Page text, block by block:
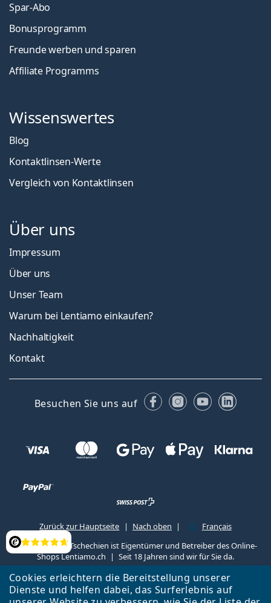
Cookies erleichtern die Bereitstellung unserer
Dienste und helfen dabei, das Surferlebnis auf
Bewertung
Spar-Abo
Bonusprogramm
Freunde werben und sparen
Affiliate Programms
Wissenswertes
Blog
Kontaktlinsen-Werte
Vergleich von Kontaktlinsen
Über uns
Impressum
Über uns
Unser Team
Warum bei Lentiamo einkaufen?
Nachhaltigkeit
Kontakt
Besuchen Sie uns auf FacebookInstagram
YouTube
Zurück zur Hauptseite Nach oben
Français
Lentiamo s.r.o., Tschechien ist Eigentümer und Betreiber des Online-
Shops Lentiamo.ch
Seit 18 Jahren sind wir für Sie da.